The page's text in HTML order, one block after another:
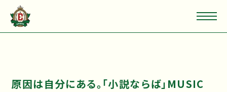
原因は自分にある。「小説ならば」MUSIC